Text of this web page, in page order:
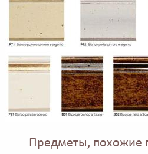
Предметы, похожие